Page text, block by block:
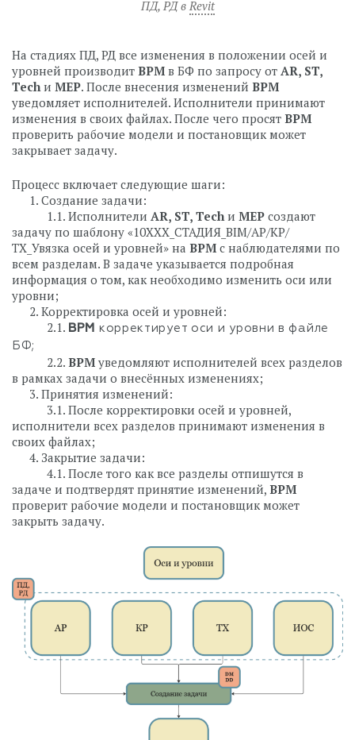
ПД, РД в Revit
На стадиях ПД, РД все изменения в положении осей и
уровней производит BPM в БФ по запросу от AR, ST,
Techи MEP. После внесения изменений BPM
уведомляет исполнителей. Исполнители принимают
изменения в своих файлах. После чего просят BPM
проверить рабочие модели и постановщик может
закрывает задачу.
Процесс включает следующие шаги:
⠀⠀1. Создание задачи:
⠀⠀⠀⠀1.1. Исполнители AR, ST, Tech и MEP создают
задачу по шаблону «10ХХХ_СТАДИЯ_BIM/АР/КР/
ТХ_Увязка осей и уровней» на BPM с наблюдателями по
всем разделам. В задаче указывается подробная
информация о том, как необходимо изменить оси или
уровни;
⠀⠀2. Корректировка осей и уровней:
⠀⠀⠀⠀2.1. BPM корректирует оси и уровни в файле
БФ;
⠀⠀⠀⠀2.2. BPM уведомляют исполнителей всех разделов
в рамках задачи о внесённых изменениях;
⠀⠀3. Принятия изменений:
⠀⠀⠀⠀3.1. После корректировки осей и уровней,
исполнители всех разделов принимают изменения в
своих файлах;
⠀⠀4. Закрытие задачи:
⠀⠀⠀⠀4.1. После того как все разделы отпишутся в
задаче и подтвердят принятие изменений, BPM
проверит рабочие модели и постановщик может
закрыть задачу.